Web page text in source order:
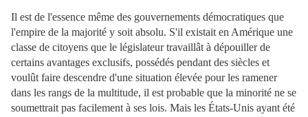
Il est de l'essence même des gouvernements démocratiques que
l'empire de la majorité y soit absolu. S'il existait en Amérique une
classe de citoyens que le législateur travaillât à dépouiller de
certains avantages exclusifs, possédés pendant des siècles et
voulût faire descendre d'une situation élevée pour les ramener
dans les rangs de la multitude, il est probable que la minorité ne se
soumettrait pas facilement à ses lois. Mais les États-Unis ayant été